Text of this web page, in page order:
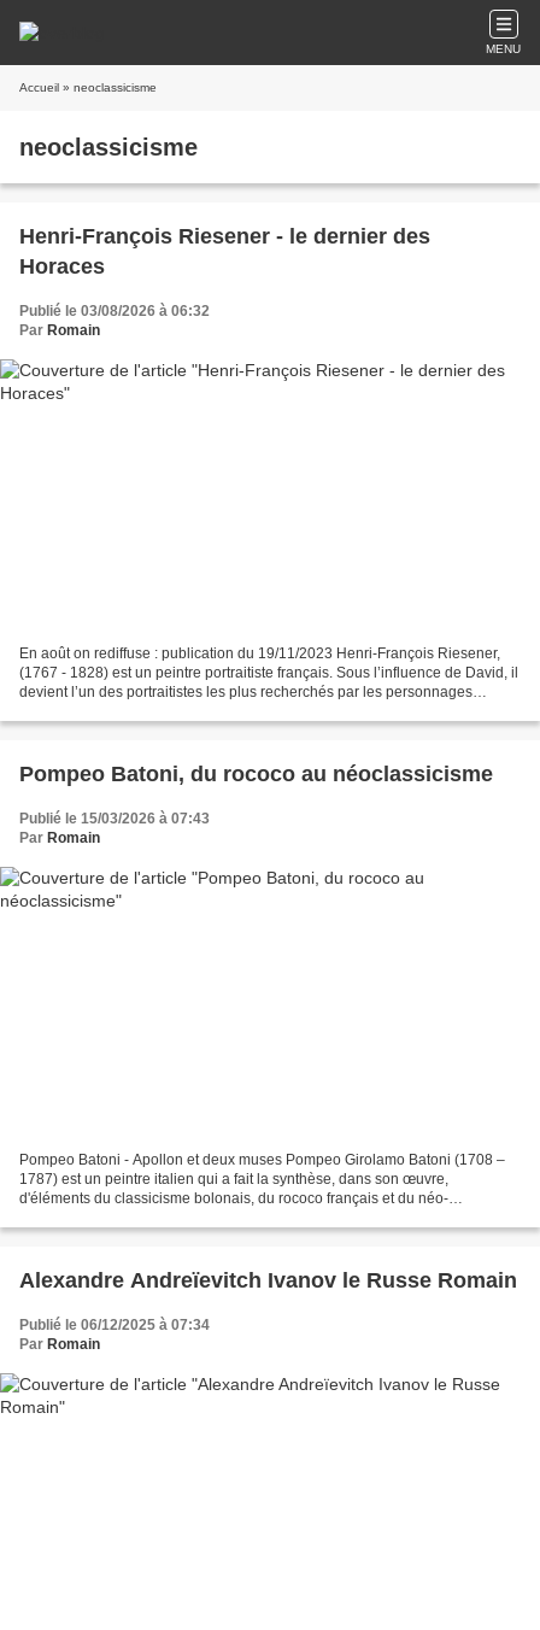
MENU
Accueil » neoclassicisme
neoclassicisme
Henri-François Riesener - le dernier des
Horaces
Publié le 03/08/2026 à 06:32
Par Romain
En août on rediffuse : publication du 19/11/2023 Henri-François Riesener,
(1767 - 1828) est un peintre portraitiste français. Sous l’influence de David, il
devient l’un des portraitistes les plus recherchés par les personnages
Pompeo Batoni, du rococo au néoclassicisme
Publié le 15/03/2026 à 07:43
Par Romain
Pompeo Batoni - Apollon et deux muses Pompeo Girolamo Batoni (1708 –
1787) est un peintre italien qui a fait la synthèse, dans son œuvre,
d'éléments du classicisme bolonais, du rococo français et du néo-
Alexandre Andreïevitch Ivanov le Russe Romain
Publié le 06/12/2025 à 07:34
Par Romain